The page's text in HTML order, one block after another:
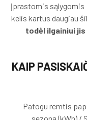
Įprastomis sąlygomis
kelis kartus daugiau
todėl ilgainiui
KAIP
Patogu remtis